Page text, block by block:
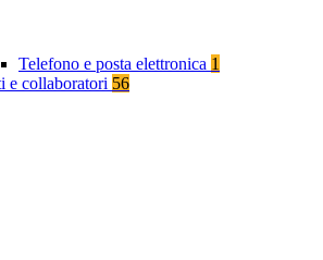
Telefono e posta elettronica 1
e collaboratori 56